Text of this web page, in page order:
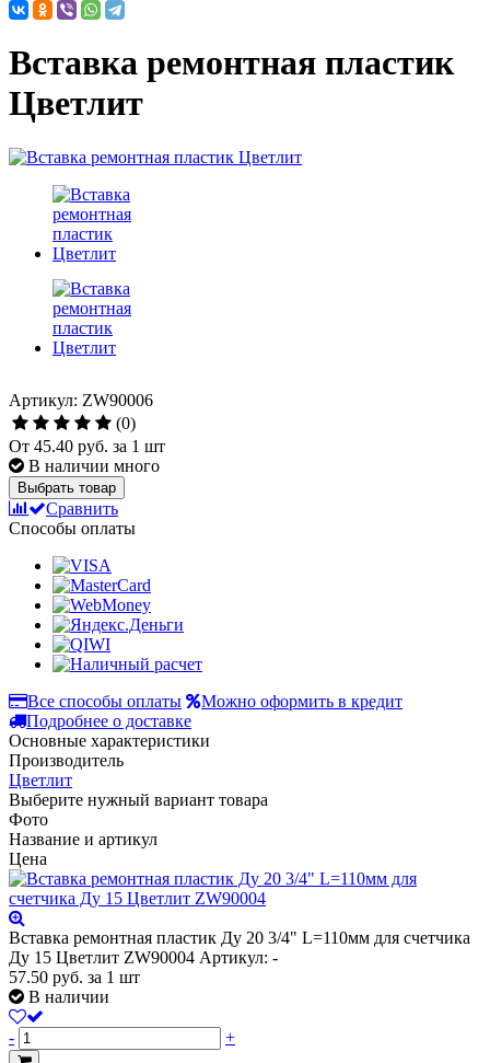
Вставка ремонтная пластик
Цветлит
Артикул: ZW90006
(0)
От 45.40 руб. за 1 шт
В наличии много
Выбрать товар
Сравнить
Способы оплаты
Все способы оплаты
Можно оформить в кредит
Подробнее о доставке
Основные характеристики
Производитель
Цветлит
Выберите нужный вариант товара
Фото
Название и артикул
Цена
Вставка ремонтная пластик Ду 20 3/4" L=110мм для счетчика
Ду 15 Цветлит ZW90004 Артикул: -
57.50 руб. за 1 шт
В наличии
- +